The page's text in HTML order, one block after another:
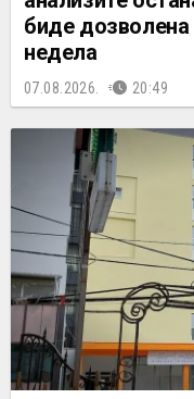
биде
недела
07.08.2026. 20:49